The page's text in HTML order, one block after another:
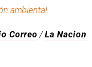
ambiental.
Correo /La Nacion